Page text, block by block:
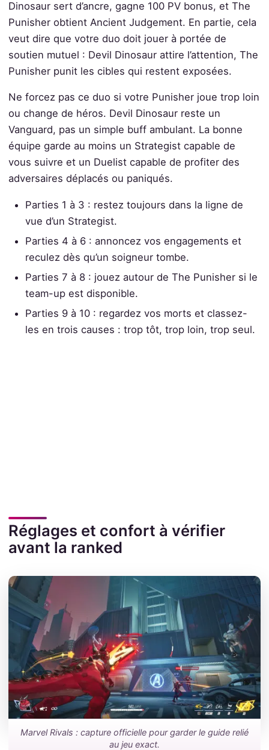
Dinosaur sert d’ancre, gagne 100 PV bonus, et The
Punisher obtient Ancient Judgement. En partie, cela
veut dire que votre duo doit jouer à portée de
soutien mutuel : Devil Dinosaur attire l’attention, The
Punisher punit les cibles qui restent exposées.
Ne forcez pas ce duo si votre Punisher joue trop loin
ou change de héros. Devil Dinosaur reste un
Vanguard, pas un simple buff ambulant. La bonne
équipe garde au moins un Strategist capable de
vous suivre et un Duelist capable de profiter des
adversaires déplacés ou paniqués.
Parties 1 à 3 : restez toujours dans la ligne de
vue d’un Strategist.
Parties 4 à 6 : annoncez vos engagements et
reculez dès qu’un soigneur tombe.
Parties 7 à 8 : jouez autour de The Punisher si le
team-up est disponible.
Parties 9 à 10 : regardez vos morts et classez-
les en trois causes : trop tôt, trop loin, trop seul.
Réglages et confort à vérifier
avant la ranked
Marvel Rivals : capture officielle pour garder le guide relié
au jeu exact.